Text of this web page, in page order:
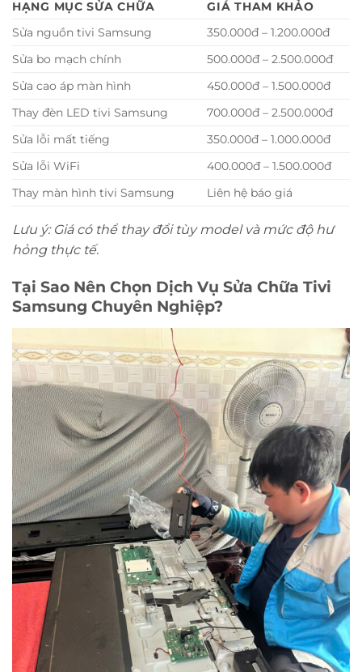
HẠNG MỤC SỬA CHỮA
GIÁ THAM KHẢO
Sửa nguồn tivi Samsung
350.000đ – 1.200.000đ
Sửa bo mạch chính
500.000đ – 2.500.000đ
Sửa cao áp màn hình
450.000đ – 1.500.000đ
Thay đèn LED tivi Samsung
700.000đ – 2.500.000đ
Sửa lỗi mất tiếng
350.000đ – 1.000.000đ
Sửa lỗi WiFi
400.000đ – 1.500.000đ
Thay màn hình tivi Samsung
Liên hệ báo giá
Lưu ý: Giá có thể thay đổi tùy model và mức độ hư
hỏng thực tế.
Tại Sao Nên Chọn Dịch Vụ Sửa Chữa Tivi
Samsung Chuyên Nghiệp?